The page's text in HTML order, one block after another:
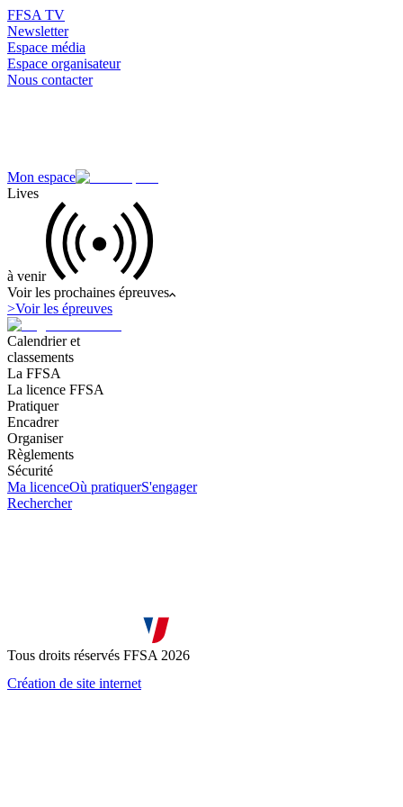
FFSA TV
Newsletter
Espace média
Espace organisateur
Nous contacter
Mon espace
Lives
à venir
Voir les prochaines épreuves
>Voir les épreuves
Calendrier et
classements
La FFSA
La licence FFSA
Pratiquer
Encadrer
Organiser
Règlements
Sécurité
Ma licenceOù pratiquerS'engager
Rechercher
Tous droits réservés FFSA 2026
Création de site internet